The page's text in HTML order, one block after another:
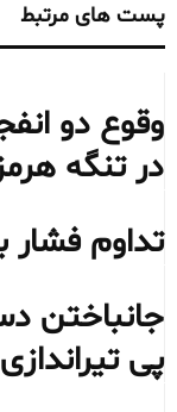
پست های مرتبط
وقوع دو
در تنگه
تداوم فشار
جانباختن
پی